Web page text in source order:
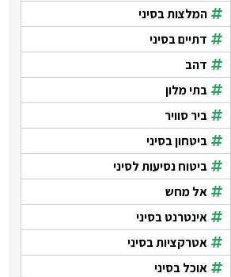
המלצות בסיני
דתיים בסיני
דהב
בתי מלון
ביר סוויר
ביטחון בסיני
ביטוח נסיעות לסיני
אל מחש
אינטרנט בסיני
אטרקציות בסיני
אוכל בסיני